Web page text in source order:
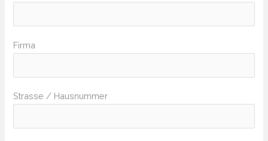
Firma
Strasse / Hausnummer